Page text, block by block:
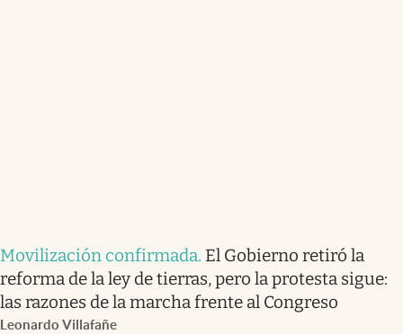
Movilización confirmada. El Gobierno retiró la
reforma de la ley de tierras, pero la protesta sigue:
las razones de la marcha frente al Congreso
Leonardo Villafañe